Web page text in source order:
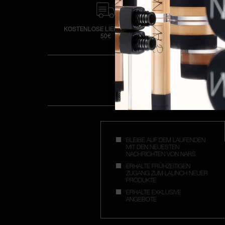
KOSTENLOSE LIEFERUNG AB
50€
2 GRATIS
BLEIBE AUF DEM LAUFENDEN
MIT DEN NEUESTEN
NACHRICHTEN VON NARS
ERHALTE FRÜHZEITIGEN
ZUGANG ZUM LAUNCH NEUER
PRODUKTE
ERHALTE EXKLUSIVE
ANGEBOTE